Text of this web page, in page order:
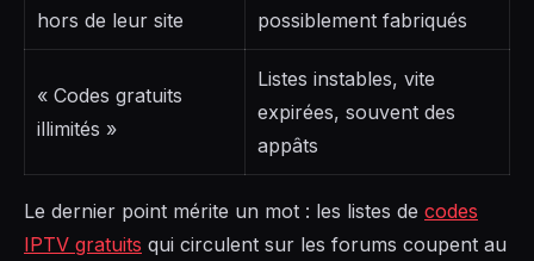
hors de leur site possiblement fabriqués
« Codes gratuits
illimités »
Listes instables, vite
expirées, souvent des
appâts
Le dernier point mérite un mot : les listes de codes
IPTV gratuits qui circulent sur les forums coupent au